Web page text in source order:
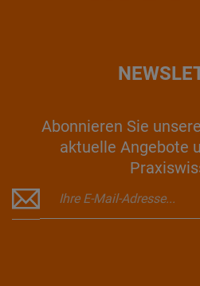
Abonnieren Sie
aktuelle Angebote